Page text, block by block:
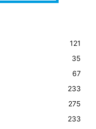
121
35
67
233
275
233